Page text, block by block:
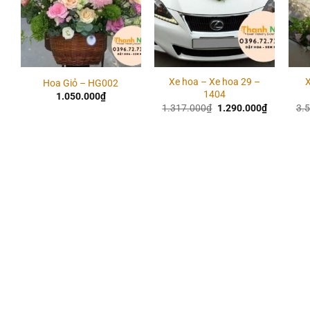
Hoa Giỏ – HG002
1.050.000₫
Xe hoa – Xe hoa 29 –
1404
1.317.000₫ Giá
1.290.000₫Giá
hiện